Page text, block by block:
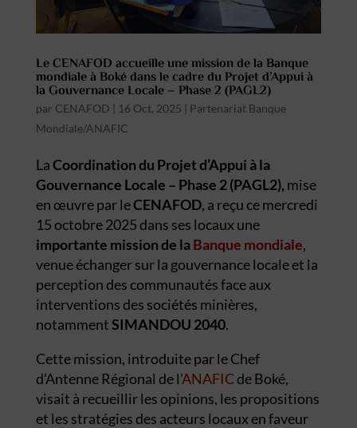
Le CENAFOD accueille une mission de la Banque
mondiale à Boké dans le cadre du Projet d’Appui à
la Gouvernance Locale – Phase 2 (PAGL2)
par CENAFOD | 16 Oct, 2025 | Partenariat Banque
Mondiale/ANAFIC
LaCoordination du Projet d’Appui à la
Gouvernance Locale – Phase 2 (PAGL2), mise
en œuvre par leCENAFOD, a reçu ce mercredi
15 octobre 2025 dans ses locaux une
importante mission de laBanque mondiale,
venue échanger sur la gouvernance locale et la
perception des communautés face aux
interventions des sociétés minières,
notammentSIMANDOU 2040.
Cette mission, introduite par le Chef
d’Antenne Régional de l’ANAFICde Boké,
visait à recueillir les opinions, les propositions
et les stratégies des acteurs locaux en faveur